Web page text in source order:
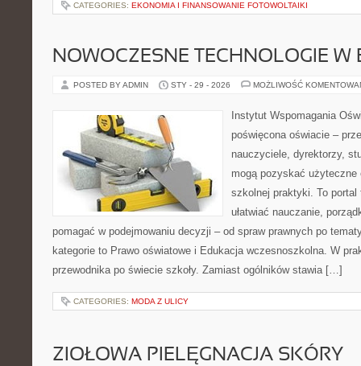
CATEGORIES: EKONOMIA I FINANSOWANIE FOTOWOLTAIKI
NOWOCZESNE TECHNOLOGIE W
POSTED BY ADMIN STY - 29 - 2026 MOŻLIWOŚĆ
Instytut Wspomagania
poświęcona oświacie –
nauczyciele, dyrektorzy,
mogą pozyskać użyteczne
szkolnej praktyki. To
ułatwiać nauczanie,
pomagać w podejmowaniu decyzji – od spraw prawnych po
kategorie to Prawo oświatowe i Edukacja wczesnoszkolna. W
przewodnika po świecie szkoły. Zamiast ogólników stawia […]
CATEGORIES: MODA Z ULICY
ZIOŁOWA PIELĘGNACJA SKÓRY